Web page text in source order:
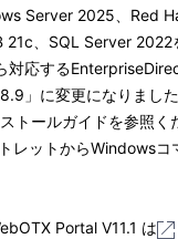
Server 2025、Red
21c、SQL Server 2022
対応する
」に変更になりました
トールガイドを参照く
レットからWindowsコ
Portal V11.1 は